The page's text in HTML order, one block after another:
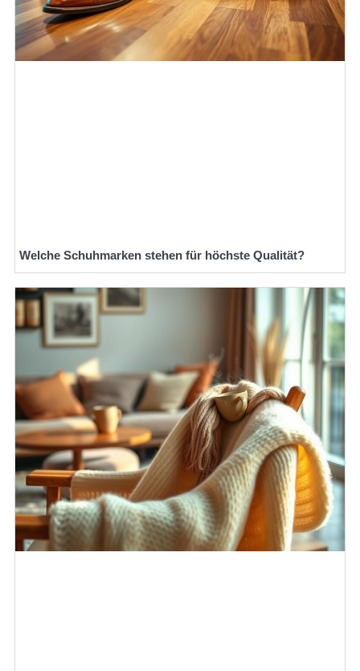
Welche Schuhmarken stehen für höchste Qualität?